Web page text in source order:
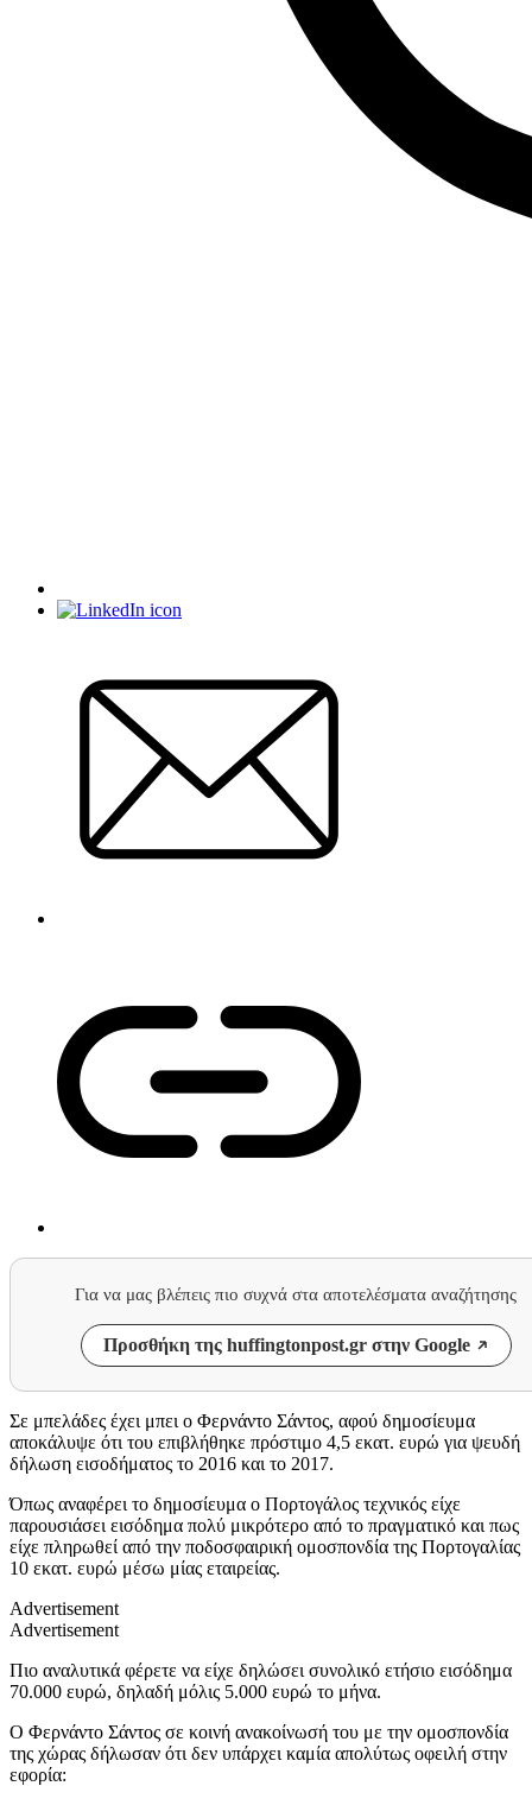
Για να μας βλέπεις πιο συχνά στα αποτελέσματα αναζήτησης
Προσθήκη της huffingtonpost.gr στην Google
Σε μπελάδες έχει μπει ο Φερνάντο Σάντος, αφού δημοσίευμα
αποκάλυψε ότι του επιβλήθηκε πρόστιμο 4,5 εκατ. ευρώ για ψευδή
δήλωση εισοδήματος το 2016 και το 2017.
Όπως αναφέρει το δημοσίευμα ο Πορτογάλος τεχνικός είχε
παρουσιάσει εισόδημα πολύ μικρότερο από το πραγματικό και πως
είχε πληρωθεί από την ποδοσφαιρική ομοσπονδία της Πορτογαλίας
10 εκατ. ευρώ μέσω μίας εταιρείας.
Advertisement
Advertisement
Πιο αναλυτικά φέρετε να είχε δηλώσει συνολικό ετήσιο εισόδημα
70.000 ευρώ, δηλαδή μόλις 5.000 ευρώ το μήνα.
Ο Φερνάντο Σάντος σε κοινή ανακοίνωσή του με την ομοσπονδία
της χώρας δήλωσαν ότι δεν υπάρχει καμία απολύτως οφειλή στην
εφορία: